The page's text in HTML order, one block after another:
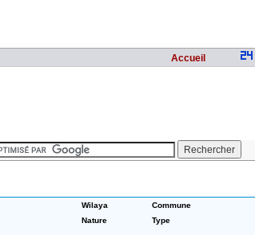
Accueil
Wilaya
Commune
Nature
Type